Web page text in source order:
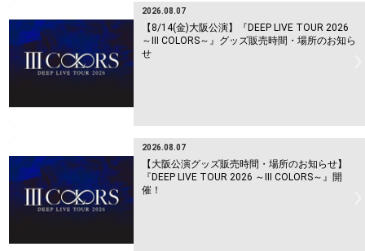
2026.08.07
【8/14(金)大阪公演】『DEEP LIVE TOUR 2026
～Ⅲ COLORS～』グッズ販売時間・場所のお知ら
せ
2026.08.07
【大阪公演グッズ販売時間・場所のお知らせ】
『DEEP LIVE TOUR 2026 ～Ⅲ COLORS～』開
催！